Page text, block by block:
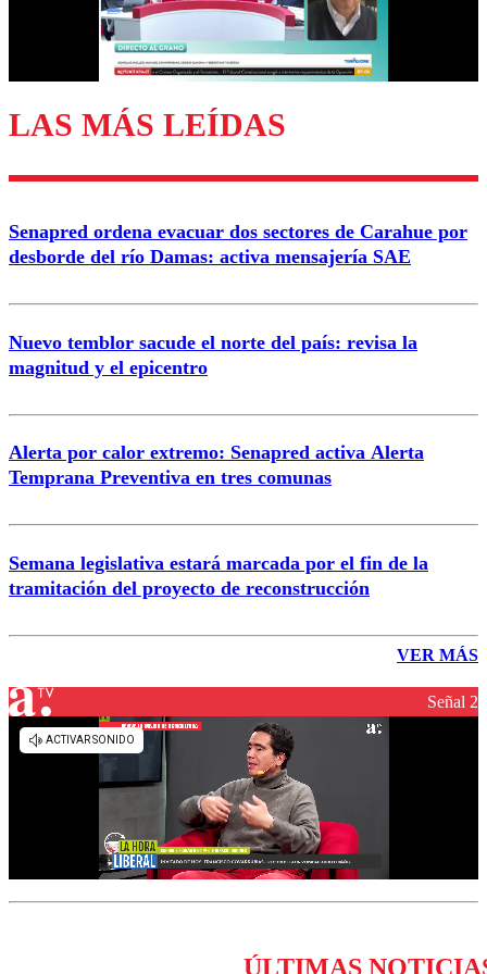
Enviar comentario
LAS MÁS LEÍDAS
Senapred ordena evacuar dos sectores de Carahue por
desborde del río Damas: activa mensajería SAE
Nuevo temblor sacude el norte del país: revisa la
magnitud y el epicentro
Alerta por calor extremo: Senapred activa Alerta
Temprana Preventiva en tres comunas
Semana legislativa estará marcada por el fin de la
tramitación del proyecto de reconstrucción
VER MÁS
Señal 2
ÚLTIMAS